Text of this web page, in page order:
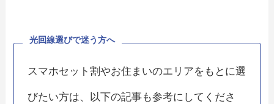
光回線選びで迷う方へ
スマホセット割やお住まいのエリアをもとに選
びたい方は、以下の記事も参考にしてくださ